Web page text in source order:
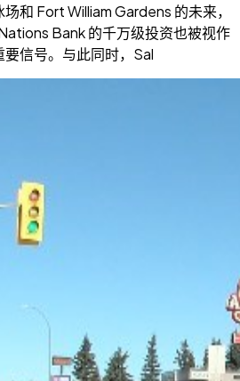
和 Fort William Gardens 的未来，
Bank 的千万级投资也被视作
信号。与此同时，Sal